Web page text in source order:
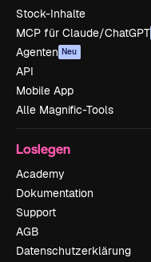
Stock-Inhalte
MCP für Claude/ChatGPT
Agenten Neu
API
Mobile App
Alle Magnific-Tools
Loslegen
Academy
Dokumentation
Support
AGB
Datenschutzerklärung